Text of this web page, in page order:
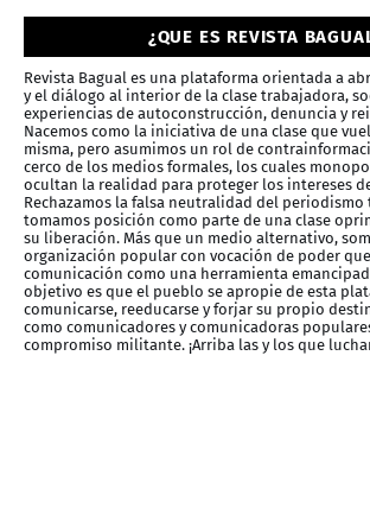
¿QUE ES REVISTA
Revista Bagual es una plataforma orientada a
y el diálogo al interior de la clase trabajadora,
experiencias de autoconstrucción, denuncia y
Nacemos como la iniciativa de una clase que
misma, pero asumimos un rol de
cerco de los medios formales, los cuales
ocultan la realidad para proteger los intereses
Rechazamos la falsa neutralidad del
tomamos posición como parte de una clase
su liberación. Más que un medio alternativo,
organización popular con vocación de poder
comunicación como una herramienta
objetivo es que el pueblo se apropie de esta
comunicarse, reeducarse y forjar su propio
como comunicadores y comunicadoras
compromiso militante. ¡Arriba las y los que